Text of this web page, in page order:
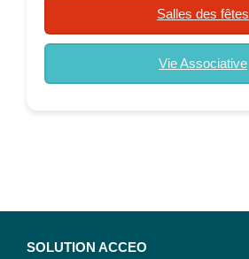
Salles des fêtes
Vie Associative
SOLUTION ACCEO